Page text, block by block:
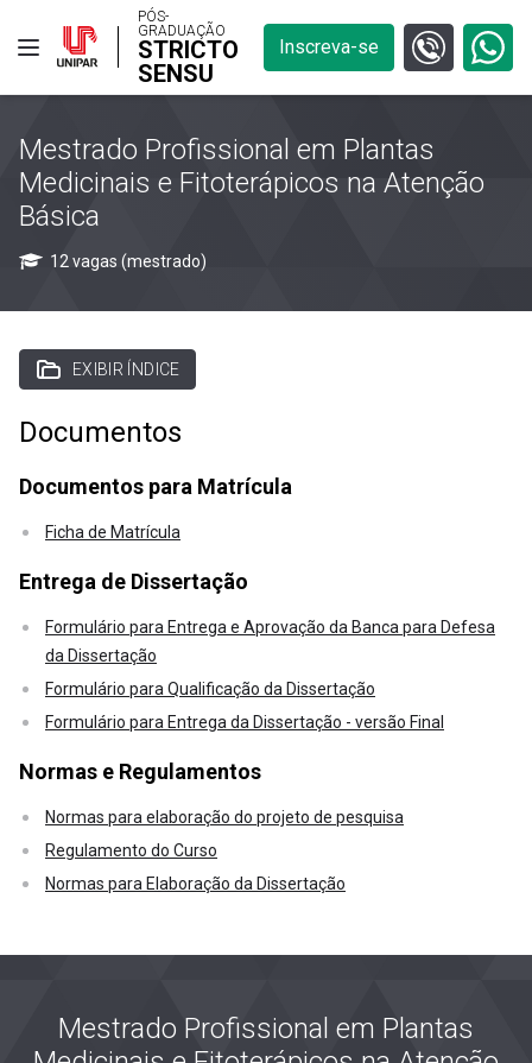
PÓS-
GRADUAÇÃO
STRICTO
SENSU
Inscreva-se
Mestrado Profissional em Plantas
Medicinais e Fitoterápicos na Atenção
Básica
12 vagas (mestrado)
EXIBIR ÍNDICE
Documentos
Documentos para Matrícula
Ficha de Matrícula
Entrega de Dissertação
Formulário para Entrega e Aprovação da Banca para Defesa
da Dissertação
Formulário para Qualificação da Dissertação
Formulário para Entrega da Dissertação - versão Final
Normas e Regulamentos
Normas para elaboração do projeto de pesquisa
Regulamento do Curso
Normas para Elaboração da Dissertação
Mestrado Profissional em Plantas